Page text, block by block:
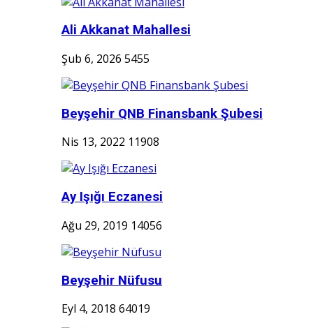
Ali Akkanat Mahallesi
Şub 6, 2026 5455
Beyşehir QNB Finansbank Şubesi
Nis 13, 2022 11908
Ay Işığı Eczanesi
Ağu 29, 2019 14056
Beyşehir Nüfusu
Eyl 4, 2018 64019